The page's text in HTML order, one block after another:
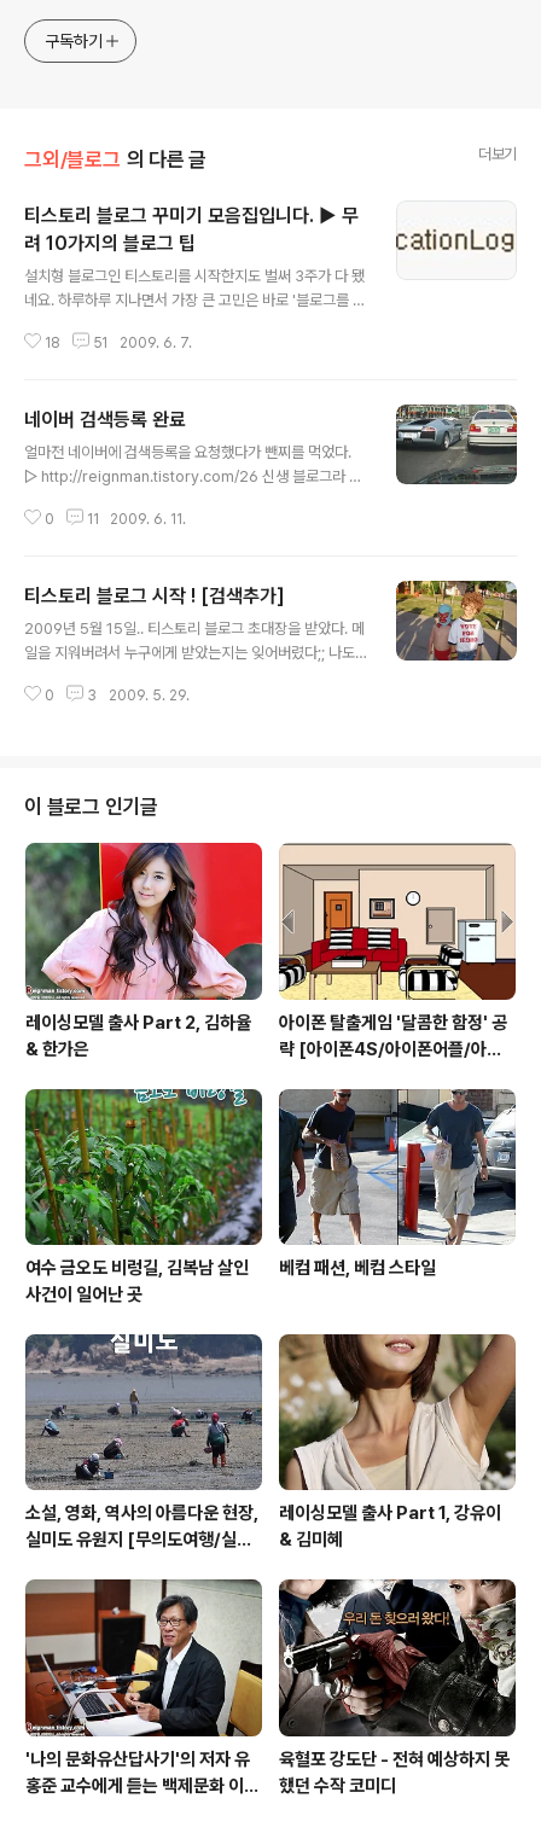
구독하기
그외/블로그 의 다른 글 더보기
티스토리 블로그 꾸미기 모음집입니다. ▶ 무
려 10가지의 블로그 팁
설치형 블로그인 티스토리를 시작한지도 벌써 3주가 다 됐
네요. 하루하루 지나면서 가장 큰 고민은 바로 '블로그를 어
서 보여지는 지하철의 간지청년처럼 멋지게 블로그를 꾸미
로거분들을 위해 준비했습니다.저도 많이 따라해보고 또,
응용도 해보면서 도움을 많이 받았던 포스트들을 모아봤습
니다.여러분들도 참고하셔서 재밌고 유익한 블로깅 하시기
홍보 이렇게 하세요.) 1. 메뉴 꾸미기 : 블로그 상단메뉴를
18 51 2009. 6. 7.
네이버 검색등록 완료
얼마전 네이버에 검색등록을 요청했다가 뺀찌를 먹었다.
▷ http://reignman.tistory.com/26 신생 블로그라 전
데이트와 링크 위주의 포스트가 그 이유였다. 심지어 디자
자기만족이 아닐까? ㅋ 아무도 몰라줘도 걍 혼자 기분 좋으
면 그만이지 뭐... 혹시라도 저처럼 자기만족을 느끼실 분은
어서 등록 신청하러 가세요~ ▷ http://reignman.tistor
0 11 2009. 6. 11.
티스토리 블로그 시작 ! [검색추가]
2009년 5월 15일.. 티스토리 블로그 초대장을 받았다. 메
일을 지워버려서 누구에게 받았는지는 잊어버렸다;; 나도
안 사실이지만 티스토리 초대장은 활동 내역에 따라 매달 1
진 나는 우선 남들이 올려놓은 스킨을 둘러보고 시작했다.
근데 역시 자기 취향에 맞게 블로그를 꾸미려면 공부가 필
요했다. 스킨을 처음부터 제작하진 못한다고 하더라도 기
존의 스킨을 살짝 바꿔가며 사용할 줄은 알아야지.. 티스토
리에서 제공하는 스킨을 토대로 아주 기초적인 부분만 내
취향에 맞게 바꿔나갔다. 지금..
0 3 2009. 5. 29.
이 블로그 인기글
레이싱모델 출사 Part 2, 김하율
& 한가은
아이폰 탈출게임 '달콤한 함정' 공
략 [아이폰4S/아이폰어플/아이
여수 금오도 비렁길, 김복남 살인
사건이 일어난 곳
베컴 패션, 베컴 스타일
소설, 영화, 역사의 아름다운 현장,
실미도 유원지 [무의도여행/실미
레이싱모델 출사 Part 1, 강유이
& 김미혜
'나의 문화유산답사기'의 저자 유
홍준 교수에게 듣는 백제문화 이야
육혈포 강도단 - 전혀 예상하지 못
했던 수작 코미디